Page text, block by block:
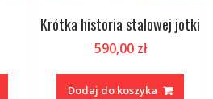
Krótka historia stalowej jotki
590,00 zł
Dodaj do koszyka